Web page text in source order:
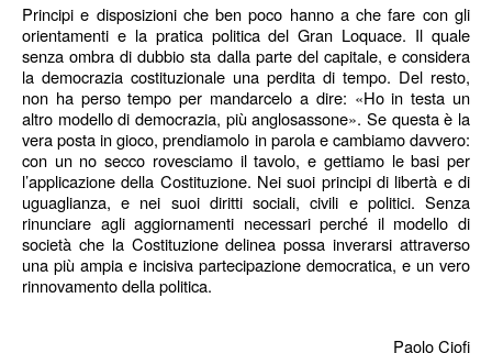
Principi e disposizioni che ben poco hanno a che fare con gli
orientamenti e la pratica politica del Gran Loquace. Il quale
senza ombra di dubbio sta dalla parte del capitale, e considera
la democrazia costituzionale una perdita di tempo. Del resto,
non ha perso tempo per mandarcelo a dire: «Ho in testa un
altro modello di democrazia, più anglosassone». Se questa è la
vera posta in gioco, prendiamolo in parola e cambiamo davvero:
con un no secco rovesciamo il tavolo, e gettiamo le basi per
l’applicazione della Costituzione. Nei suoi principi di libertà e di
uguaglianza, e nei suoi diritti sociali, civili e politici. Senza
rinunciare agli aggiornamenti necessari perché il modello di
società che la Costituzione delinea possa inverarsi attraverso
una più ampia e incisiva partecipazione democratica, e un vero
rinnovamento della politica.
Paolo Ciofi